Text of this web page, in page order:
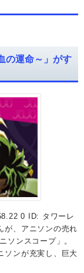
の運命～」がす
0 ID: タワーレ
が、アニソンの売れ
ソンスコープ」。
ソンが充実し、巨大